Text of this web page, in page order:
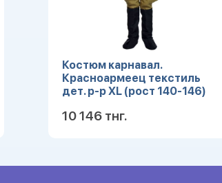
Костюм карнавал.
Красноармеец текстиль
дет. р-р XL (рост 140-146)
10 146 тнг.